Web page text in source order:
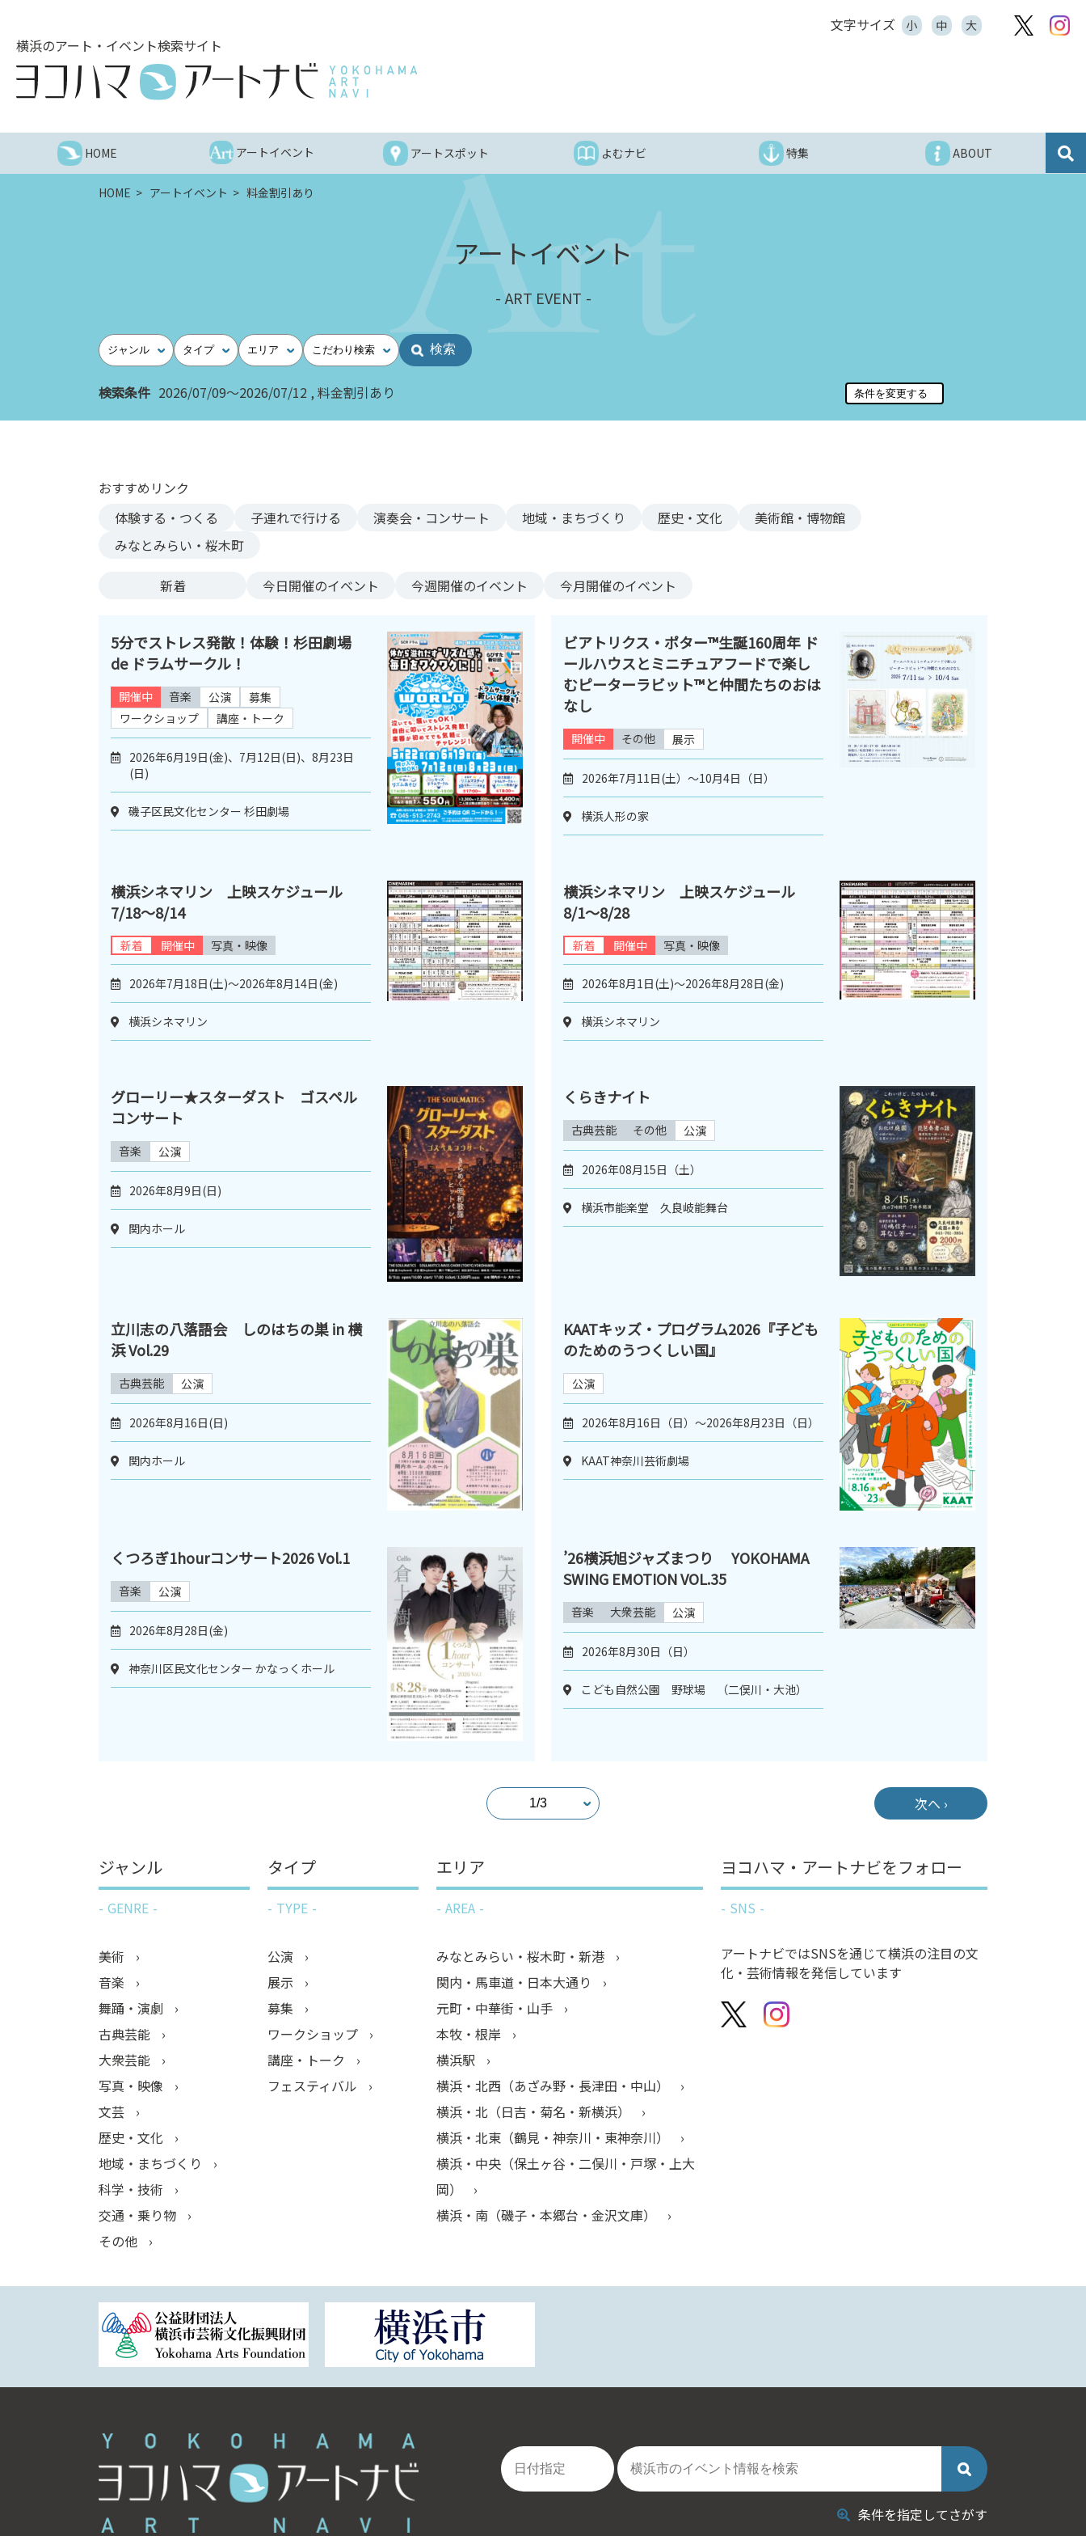
へ
文字サイズ 小 中 大
横浜のアート・イベント検索サイト
HOME アートイベント アートスポット よむナビ 特集 ABOUT
HOME アートイベント 料金割引あり
アートイベント
ART EVENT
ジャンル タイプ エリア こだわり検索
検索条件 2026/07/09～2026/07/12 料金割引あり
おすすめリンク
体験する・つくる
子連れで行ける 演奏会・コンサート 地域・まちづくり 歴史・文化
美術館・博物館
みなとみらい・桜木町
新着 今日開催のイベント 今週開催のイベント 今月開催のイベント
5分でストレス発散！体験！杉田劇場
de ドラムサークル！
開催中 音楽 公演
募集
ワークショップ
講座・トーク
2026年6月19日(金)、7月12日(日)、8月23日
(日)
磯子区民文化センター 杉田劇場
ビアトリクス・ポター™生誕160周年 ド
ールハウスとミニチュアフードで楽し
むピーターラビット™と仲間たちのおは
なし
開催中 その他 展示
2026年7月11日(土）～10月4日（日）
横浜人形の家
横浜シネマリン 上映スケジュール
7/18～8/14
新着 開催中 写真・映像
2026年7月18日(土)～2026年8月14日(金)
横浜シネマリン
横浜シネマリン 上映スケジュール
8/1～8/28
新着 開催中 写真・映像
2026年8月1日(土)～2026年8月28日(金)
横浜シネマリン
グローリー★スターダスト ゴスペル
コンサート
音楽 公演
2026年8月9日(日)
関内ホール
くらきナイト
古典芸能 その他 公演
2026年08月15日（土）
横浜市能楽堂 久良岐能舞台
立川志の八落語会 しのはちの巣 in 横
浜 Vol.29
古典芸能 公演
2026年8月16日(日)
関内ホール
KAATキッズ・プログラム2026『子ども
のためのうつくしい国』
公演
2026年8月16日（日）～2026年8月23日（日）
KAAT神奈川芸術劇場
くつろぎ1hourコンサート2026 Vol.1
音楽 公演
2026年8月28日(金)
神奈川区民文化センター かなっくホール
’26横浜旭ジャズまつり YOKOHAMA
SWING EMOTION VOL.35
音楽 大衆芸能 公演
2026年8月30日（日）
こども自然公園 野球場 （二俣川・大池）
次へ ›
ジャンル
GENRE
美術
音楽
舞踊・演劇
古典芸能
大衆芸能
写真・映像
文芸
歴史・文化
地域・まちづくり
科学・技術
交通・乗り物
その他
タイプ
TYPE
公演
展示
募集
ワークショップ
講座・トーク
フェスティバル
エリア
AREA
みなとみらい・桜木町・新港
関内・馬車道・日本大通り
元町・中華街・山手
本牧・根岸
横浜駅
横浜・北西（あざみ野・長津田・中山）
横浜・北（日吉・菊名・新横浜）
横浜・北東（鶴見・神奈川・東神奈川）
横浜・中央（保土ヶ谷・二俣川・戸塚・上大
岡）
横浜・南（磯子・本郷台・金沢文庫）
ヨコハマ・アートナビをフォロー
SNS
アートナビではSNSを通じて横浜の注目の文
化・芸術情報を発信しています
条件を指定してさがす